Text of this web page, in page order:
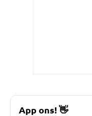
App ons!👋